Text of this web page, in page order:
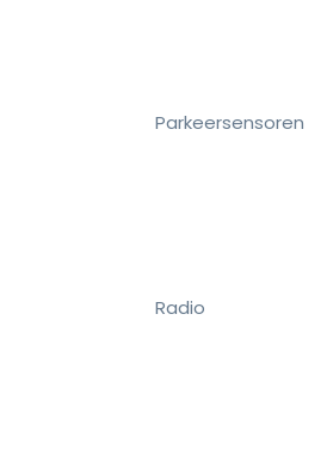
Parkeersensoren
Radio